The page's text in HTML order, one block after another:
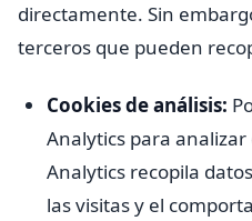
directamente. Sin
terceros que pueden
Cookies de análisis:
Analytics para analizar
Analytics recopila
las visitas y el